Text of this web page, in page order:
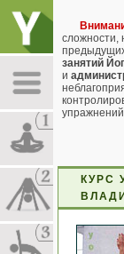
сложности,
занятий
и
КУРС